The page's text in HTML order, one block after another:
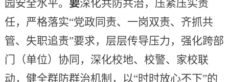
园安全水平。 要深化共防共治，压紧压实责
任，严格落实“党政同责、一岗双责、齐抓共
管、失职追责”要求，层层传导压力，强化跨部
门（单位）协同，深化校地、校警、家校联
动，健全群防群治机制，以“时时放心不下”的